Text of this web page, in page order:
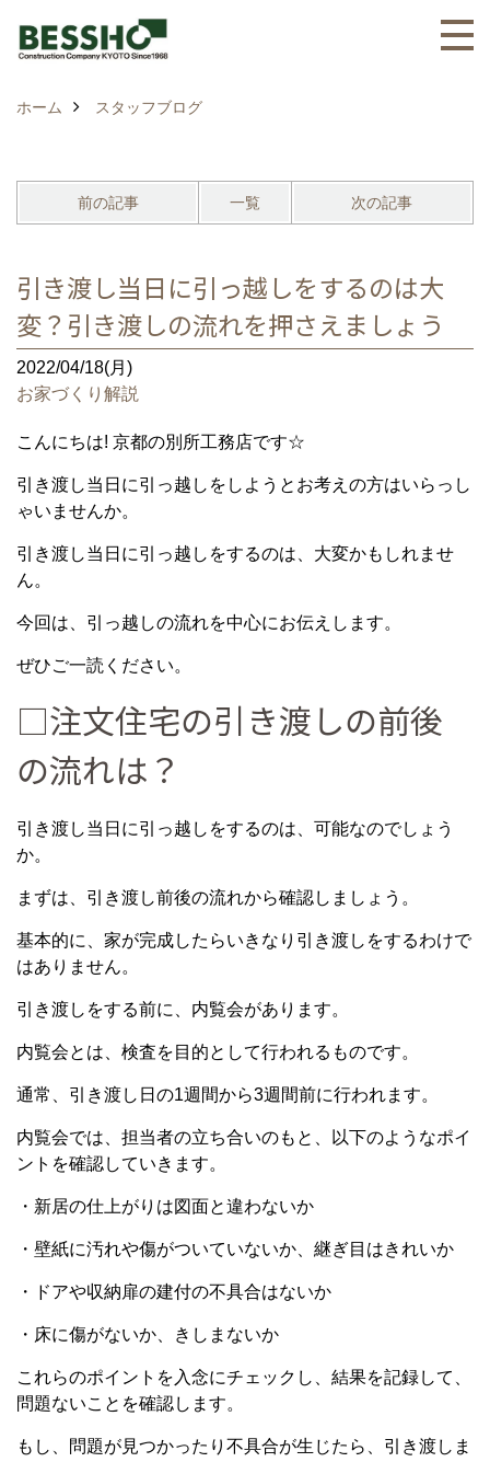
ホーム スタッフブログ
前の記事 一覧 次の記事
引き渡し当日に引っ越しをするのは大
変？引き渡しの流れを押さえましょう
2022/04/18(月)
お家づくり解説
こんにちは! 京都の別所工務店です☆
引き渡し当日に引っ越しをしようとお考えの方はいらっし
ゃいませんか。
引き渡し当日に引っ越しをするのは、大変かもしれませ
ん。
今回は、引っ越しの流れを中心にお伝えします。
ぜひご一読ください。
□注文住宅の引き渡しの前後
の流れは？
引き渡し当日に引っ越しをするのは、可能なのでしょう
か。
まずは、引き渡し前後の流れから確認しましょう。
基本的に、家が完成したらいきなり引き渡しをするわけで
はありません。
引き渡しをする前に、内覧会があります。
内覧会とは、検査を目的として行われるものです。
通常、引き渡し日の1週間から3週間前に行われます。
内覧会では、担当者の立ち合いのもと、以下のようなポイ
ントを確認していきます。
・新居の仕上がりは図面と違わないか
・壁紙に汚れや傷がついていないか、継ぎ目はきれいか
・ドアや収納扉の建付の不具合はないか
・床に傷がないか、きしまないか
これらのポイントを入念にチェックし、結果を記録して、
問題ないことを確認します。
もし、問題が見つかったり不具合が生じたら、引き渡しま